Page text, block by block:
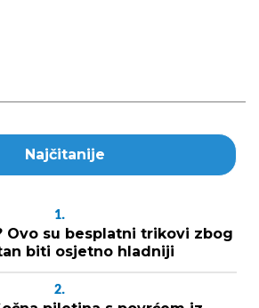
Najčitanije
1.
Ovo su besplatni trikovi zbog
biti osjetno hladniji
2.